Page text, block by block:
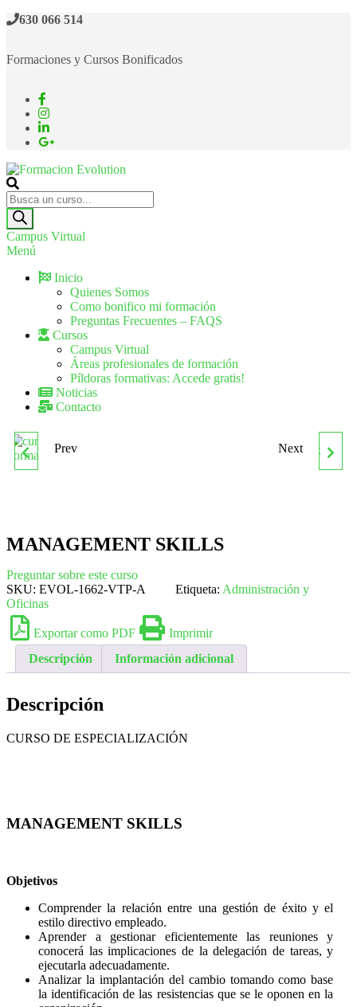
630 066 514
Formaciones y Cursos Bonificados
Formacion Evolution
Cursos de formación continua
Campus Virtual
Menú
Inicio
Quienes Somos
Como bonifico mi formación
Preguntas Frecuentes – FAQS
Cursos
Campus Virtual
Áreas profesionales de formación
Píldoras formativas: Accede gratis!
Noticias
Contacto
Prev MANEJO DE EQUIPOS DE
Next
MANAGEMENT SKILLS
Preguntar sobre este curso
SKU: EVOL-1662-VTP-A Etiqueta: Administración y
Oficinas
Exportar como PDF
Imprimir
Descripción
Información adicional
Descripción
CURSO DE ESPECIALIZACIÓN
MANAGEMENT SKILLS
Objetivos
Comprender la relación entre una gestión de éxito y el
estilo directivo empleado.
Aprender a gestionar eficientemente las reuniones y
conocerá las implicaciones de la delegación de tareas, y
ejecutarla adecuadamente.
Analizar la implantación del cambio tomando como base
la identificación de las resistencias que se le oponen en la